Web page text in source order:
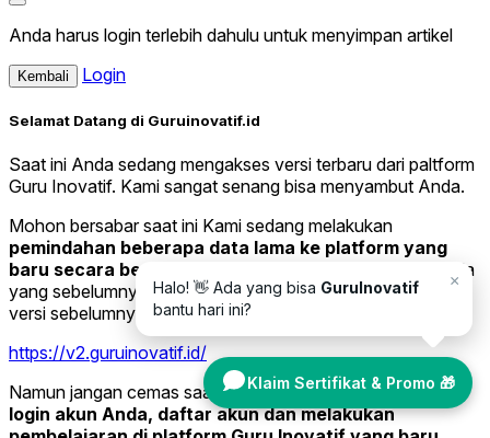
×
Halo! 👋 Ada yang bisa GuruInovatif
bantu hari ini?
Klaim Sertifikat & Promo 🎁
Anda harus login terlebih dahulu untuk menyimpan artikel
Kembali Login
Selamat Datang di Guruinovatif.id
Saat ini Anda sedang mengakses versi terbaru dari paltform
Guru Inovatif. Kami sangat senang bisa menyambut Anda.
Mohon bersabar saat ini Kami sedang melakukan
pemindahan beberapa data lama ke platform yang
baru secara bertahap.
Jika Anda ingin melihat data Anda
yang sebelumnya, silakan kunjungi website Guruinovatif
versi sebelumnya di tautan di bawah ini.
https://v2.guruinovatif.id/
Namun jangan cemas saat ini Anda sudah bisa melakukan
login akun Anda, daftar akun dan melakukan